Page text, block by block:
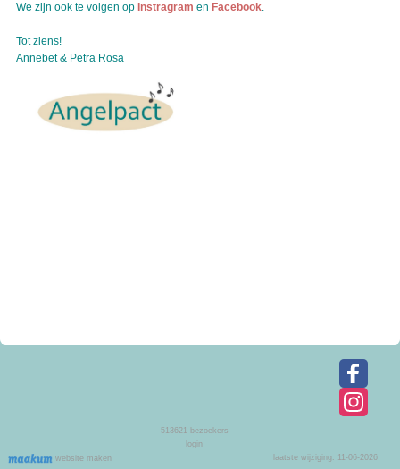
We zijn ook te volgen op Instragram en Facebook.
Tot ziens!
Annebet & Petra Rosa
website maken
513621 bezoekers
login
laatste wijziging: 11-06-2026